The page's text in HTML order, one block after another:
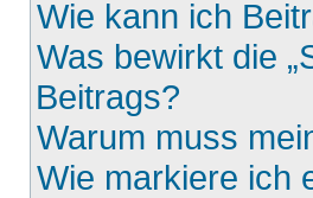
Wie kann ich
Was bewirkt die
Beitrags?
Warum muss
Wie markiere ich